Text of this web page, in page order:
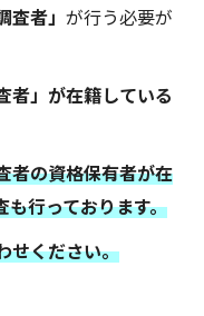
査者」 が行う必要が
者」が在籍している
者の資格保有者が在
も行っております。
せください。